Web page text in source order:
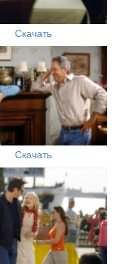
Скачать
Скачать